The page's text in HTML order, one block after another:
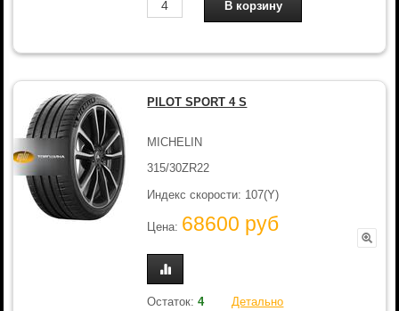
PILOT SPORT 4 S
MICHELIN
315/30ZR22
Индекс скорости: 107(Y)
Цена: 68600 руб
Остаток:4 Детально